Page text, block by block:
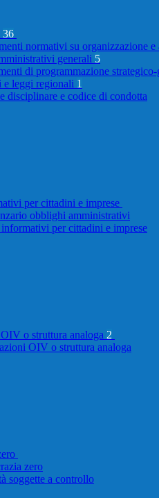
36
normativi su organizzazione e
generali 5
di programmazione strategico-
e leggi regionali 1
disciplinare e codice di condotta
per cittadini e imprese
obblighi amministrativi
per cittadini e imprese
o struttura analoga 2
OIV o struttura analoga
zero
soggette a controllo